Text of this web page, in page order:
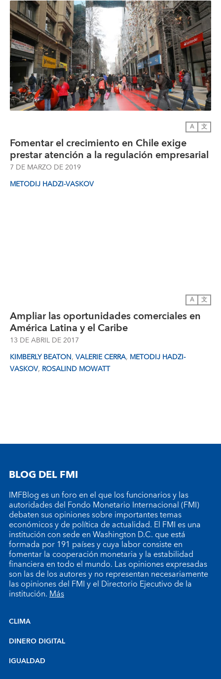
A 文
Fomentar el crecimiento en Chile exige
prestar atención a la regulación empresarial
7 DE MARZO DE 2019
METODIJ HADZI-VASKOV
A 文
Ampliar las oportunidades comerciales en
América Latina y el Caribe
13 DE ABRIL DE 2017
KIMBERLY BEATON, VALERIE CERRA, METODIJ HADZI-
VASKOV, ROSALIND MOWATT
BLOG DEL FMI
IMFBlog es un foro en el que los funcionarios y las
autoridades del Fondo Monetario Internacional (FMI)
debaten sus opiniones sobre importantes temas
económicos y de política de actualidad. El FMI es una
institución con sede en Washington D.C. que está
formada por 191 países y cuya labor consiste en
fomentar la cooperación monetaria y la estabilidad
financiera en todo el mundo. Las opiniones expresadas
son las de los autores y no representan necesariamente
las opiniones del FMI y el Directorio Ejecutivo de la
institución.Más
CLIMA
DINERO DIGITAL
IGUALDAD